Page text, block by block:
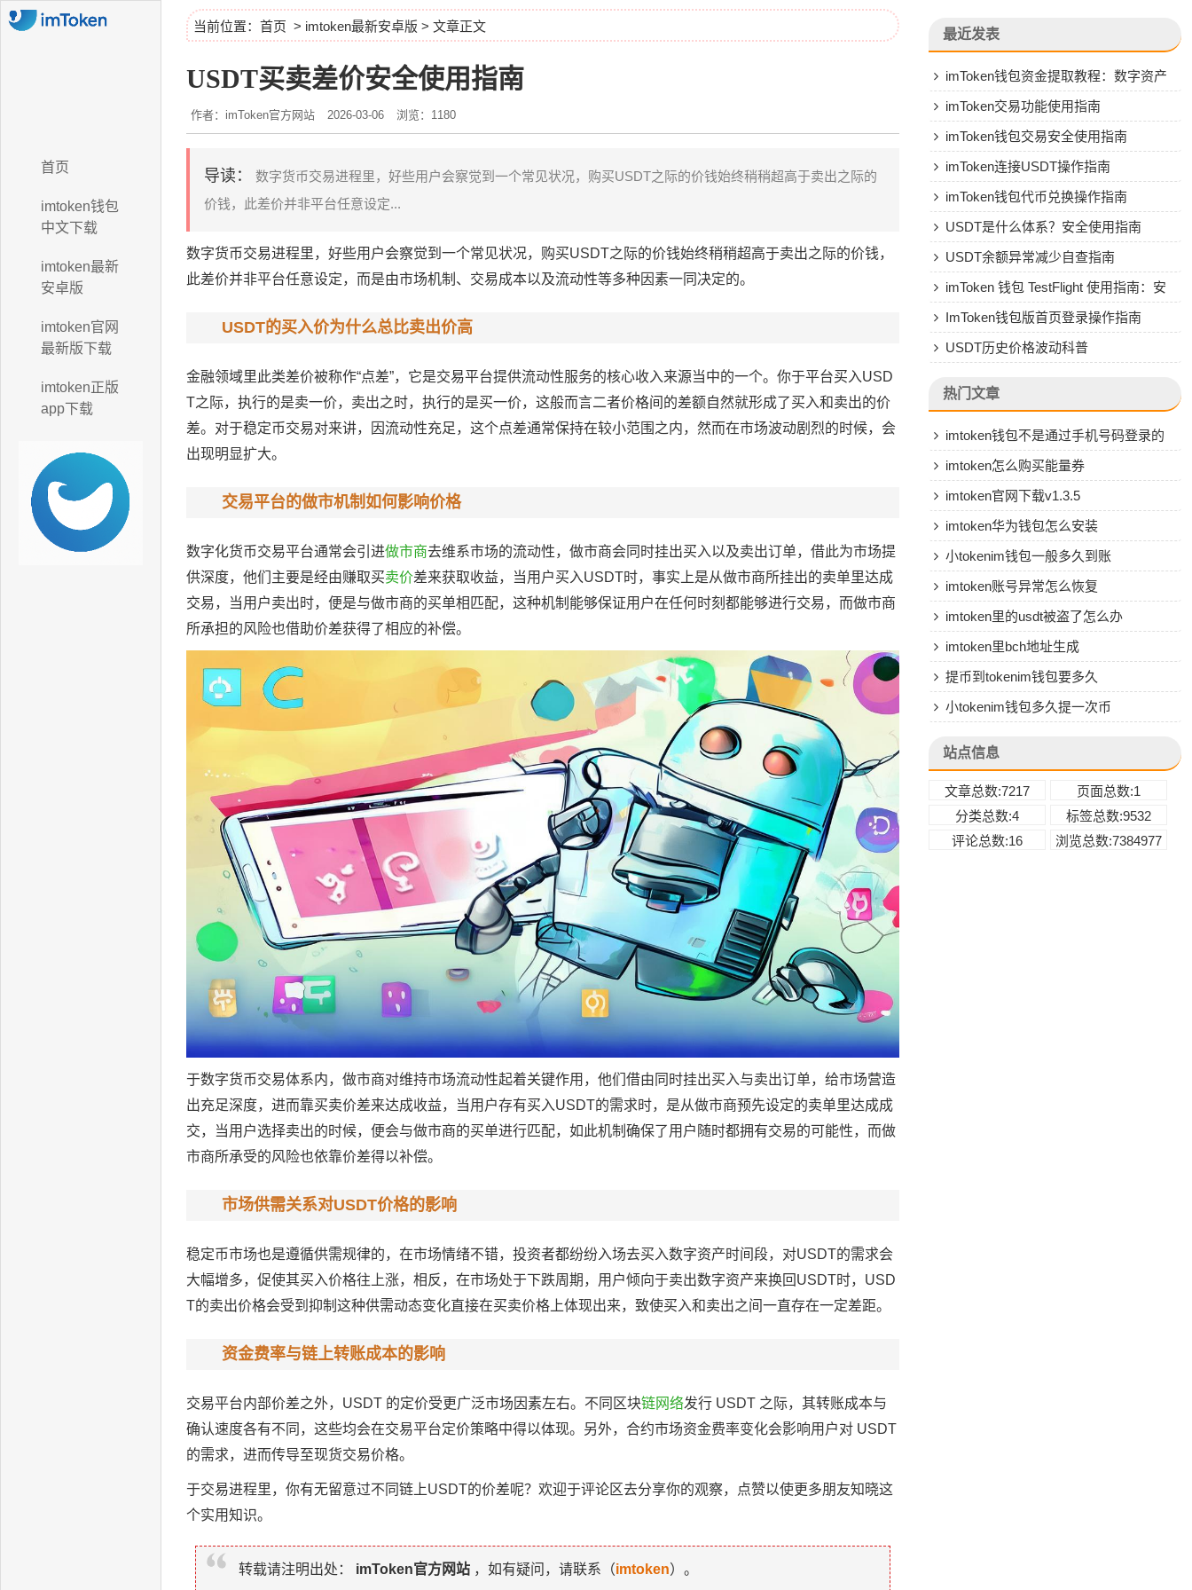
首页
imtoken钱包
中文下载
imtoken最新
安卓版
imtoken官网
最新版下载
imtoken正版
app下载
当前位置： 首页 > imtoken最新安卓版 > 文章正文
USDT买卖差价安全使用指南
作者：imToken官方网站 2026-03-06 浏览：1180
导读：
数字货币交易进程里，好些用户会察觉到一个常见状况，购买USDT之际的价钱始终稍稍超高于卖出之际的
价钱，此差价并非平台任意设定...
数字货币交易进程里，好些用户会察觉到一个常见状况，购买USDT之际的价钱始终稍稍超高于卖出之际的价钱，
此差价并非平台任意设定，而是由市场机制、交易成本以及流动性等多种因素一同决定的。
USDT的买入价为什么总比卖出价高
金融领域里此类差价被称作“点差”，它是交易平台提供流动性服务的核心收入来源当中的一个。你于平台买入USD
T之际，执行的是卖一价，卖出之时，执行的是买一价，这般而言二者价格间的差额自然就形成了买入和卖出的价
差。对于稳定币交易对来讲，因流动性充足，这个点差通常保持在较小范围之内，然而在市场波动剧烈的时候，会
出现明显扩大。
交易平台的做市机制如何影响价格
数字化货币交易平台通常会引进做市商去维系市场的流动性，做市商会同时挂出买入以及卖出订单，借此为市场提
供深度，他们主要是经由赚取买卖价差来获取收益，当用户买入USDT时，事实上是从做市商所挂出的卖单里达成
交易，当用户卖出时，便是与做市商的买单相匹配，这种机制能够保证用户在任何时刻都能够进行交易，而做市商
所承担的风险也借助价差获得了相应的补偿。
于数字货币交易体系内，做市商对维持市场流动性起着关键作用，他们借由同时挂出买入与卖出订单，给市场营造
出充足深度，进而靠买卖价差来达成收益，当用户存有买入USDT的需求时，是从做市商预先设定的卖单里达成成
交，当用户选择卖出的时候，便会与做市商的买单进行匹配，如此机制确保了用户随时都拥有交易的可能性，而做
市商所承受的风险也依靠价差得以补偿。
市场供需关系对USDT价格的影响
稳定币市场也是遵循供需规律的，在市场情绪不错，投资者都纷纷入场去买入数字资产时间段，对USDT的需求会
大幅增多，促使其买入价格往上涨，相反，在市场处于下跌周期，用户倾向于卖出数字资产来换回USDT时，USD
T的卖出价格会受到抑制这种供需动态变化直接在买卖价格上体现出来，致使买入和卖出之间一直存在一定差距。
资金费率与链上转账成本的影响
交易平台内部价差之外，USDT 的定价受更广泛市场因素左右。不同区块链网络发行 USDT 之际，其转账成本与
确认速度各有不同，这些均会在交易平台定价策略中得以体现。另外，合约市场资金费率变化会影响用户对 USDT
的需求，进而传导至现货交易价格。
于交易进程里，你有无留意过不同链上USDT的价差呢？欢迎于评论区去分享你的观察，点赞以使更多朋友知晓这
个实用知识。
转载请注明出处： imToken官方网站 ，如有疑问，请联系（imtoken）。
最近发表
imToken钱包资金提取教程：数字资产
转人民币操作指南
imToken交易功能使用指南
imToken钱包交易安全使用指南
imToken连接USDT操作指南
imToken钱包代币兑换操作指南
USDT是什么体系？安全使用指南
USDT余额异常减少自查指南
imToken 钱包 TestFlight 使用指南：安
全安装与风险防范
ImToken钱包版首页登录操作指南
USDT历史价格波动科普
热门文章
imtoken钱包不是通过手机号码登录的
吗imtoken怎么购买能量券
imtoken官网下载v1.3.5
imtoken华为钱包怎么安装
小tokenim钱包一般多久到账
imtoken账号异常怎么恢复
imtoken里的usdt被盗了怎么办
imtoken里bch地址生成
提币到tokenim钱包要多久
小tokenim钱包多久提一次币
站点信息
文章总数:7217
页面总数:1
分类总数:4
标签总数:9532
评论总数:16
浏览总数:7384977